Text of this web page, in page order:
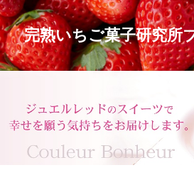
完熟いちご菓子研究所